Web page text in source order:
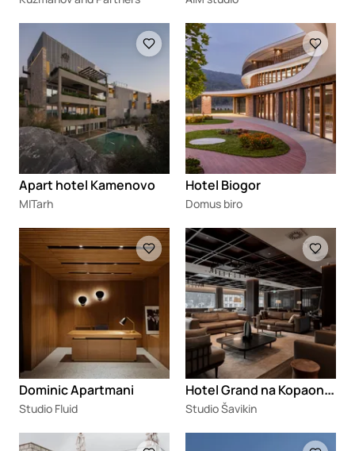
Loading
Apart hotel Kamenovo
MITarh
Loading
Hotel Biogor
Domus biro
Loading
Dominic Apartmani
Studio Fluid
Loading
H
otel Grand na Kopaoniku
Studio Šavikin
Loading